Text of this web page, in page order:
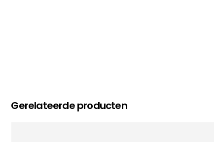
Gerelateerde producten